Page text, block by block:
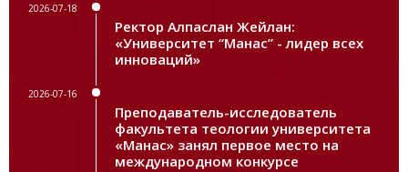
2026-07-18
Ректор Алпаслан Жейлан:
«Университет “Манас” - лидер всех
инноваций»
2026-07-16
Преподаватель-исследователь
факультета теологии университета
«Манас» занял первое место на
международном конкурсе